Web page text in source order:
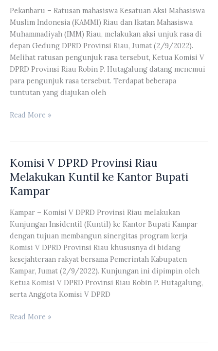
Hadiri
Kegiatan
Tentang
Keterbukaan
Informasi
Publik
Anggaran
Pekanbaru – Ratusan mahasiswa Kesatuan Aksi Mahasiswa
Muslim Indonesia (KAMMI) Riau dan Ikatan Mahasiswa
Muhammadiyah (IMM) Riau, melakukan aksi unjuk rasa di
depan Gedung DPRD Provinsi Riau, Jumat (2/9/2022).
Melihat ratusan pengunjuk rasa tersebut, Ketua Komisi V
DPRD Provinsi Riau Robin P. Hutagalung datang menemui
para pengunjuk rasa tersebut. Terdapat beberapa
tuntutan yang diajukan oleh
Aksi
depan
Gedung
Provinsi
Riau
Oleh
KAMMI
Riau
dan
IMM
Riau
Read More »
Komisi V DPRD Provinsi Riau
Melakukan Kuntil ke Kantor Bupati
Kampar
Kampar – Komisi V DPRD Provinsi Riau melakukan
Kunjungan Insidentil (Kuntil) ke Kantor Bupati Kampar
dengan tujuan membangun sinergitas program kerja
Komisi V DPRD Provinsi Riau khususnya di bidang
kesejahteraan rakyat bersama Pemerintah Kabupaten
Kampar, Jumat (2/9/2022). Kunjungan ini dipimpin oleh
Ketua Komisi V DPRD Provinsi Riau Robin P. Hutagalung,
serta Anggota Komisi V DPRD
Komisi
Read More »